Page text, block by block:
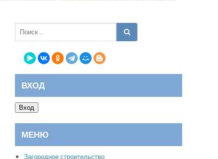
ВХОД
Вход
МЕНЮ
Загородное строительство